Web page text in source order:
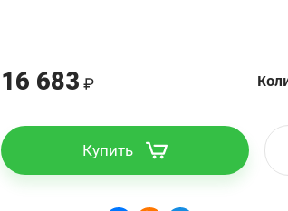
16 683
Купить